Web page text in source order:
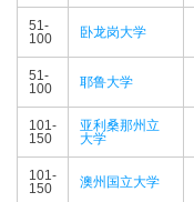
51-
100
卧龙岗大学
51-
100
耶鲁大学
101-
150
亚利桑那州立
大学
101-
150
澳州国立大学